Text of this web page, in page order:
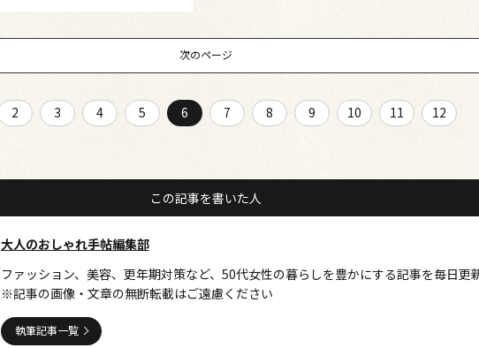
次のページ
2 3 4 5 6 7 8 9 10 11 12
この記事を書いた人
大人のおしゃれ手帖編集部
ファッション、美容、更年期対策など、50代女性の暮らしを豊かにする記事を毎日更
※記事の画像・文章の無断転載はご遠慮ください
執筆記事一覧